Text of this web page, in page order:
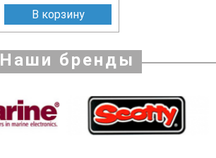
В корзину
Наши бренды